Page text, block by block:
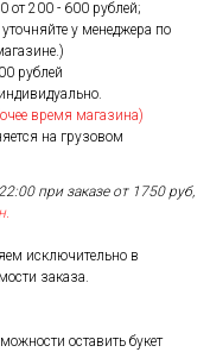
от 200 - 600 рублей;
у менеджера по
рублей
время магазина)
на грузовом
при заказе от 1750 руб,
исключительно в
заказа.
оставить букет